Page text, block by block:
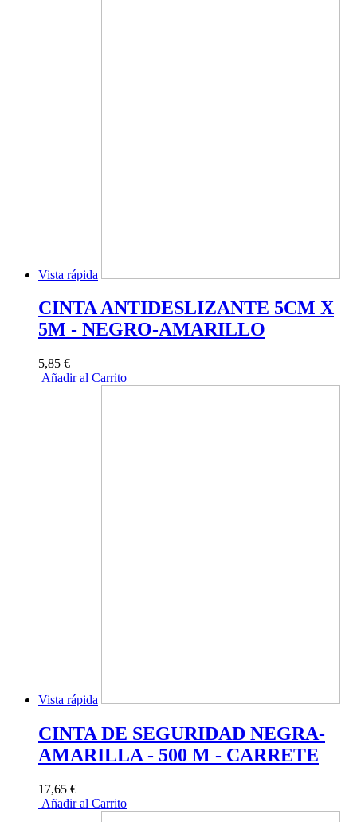
Vista rápida
CINTA ANTIDESLIZANTE 5CM X
5M - NEGRO-AMARILLO
5,85 €
Añadir al Carrito
Vista rápida
CINTA DE SEGURIDAD NEGRA-
AMARILLA - 500 M - CARRETE
17,65 €
Añadir al Carrito